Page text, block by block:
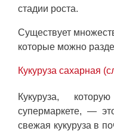
стадии роста.
Существует
которые можно
Кукуруза сахарная
Кукуруза,
супермаркете, —
свежая кукуруза в